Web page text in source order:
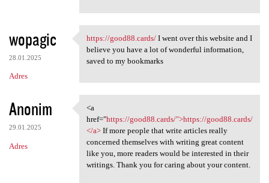
wopagic
28.01.2025
Adres
https://good88.cards/ I went
https://good88.cards/I went over this website and I
believe you have a lot of wonderful information,
saved to my bookmarks
Anonim
29.01.2025
Adres
<a href="https://good88.cards
<a
href="https://good88.cards/">https://good88.cards/
</a>If more people that write articles really
concerned themselves with writing great content
like you, more readers would be interested in their
writings. Thank you for caring about your content.